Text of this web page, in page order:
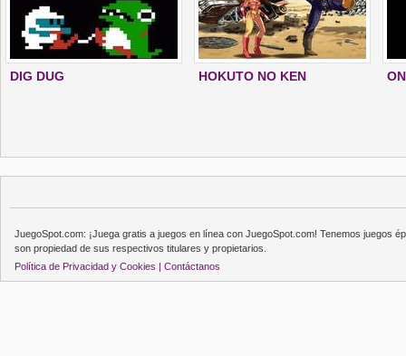
DIG DUG HOKUTO NO KEN
JuegoSpot.com: ¡Juega gratis a juegos en línea con JuegoSpot.com! Tenemos juegos
son propiedad de sus respectivos titulares y propietarios.
Política de Privacidad y Cookies | Contáctanos